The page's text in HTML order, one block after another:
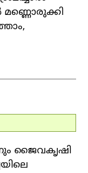
ജൈവകൃഷി